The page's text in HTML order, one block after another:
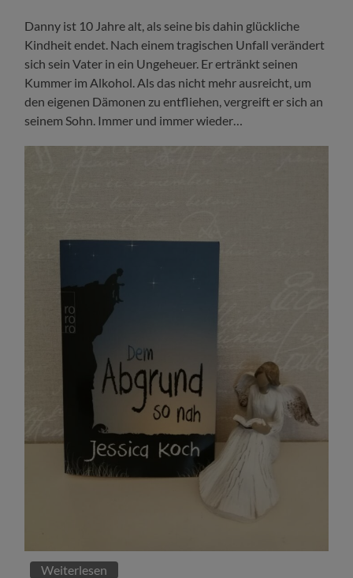
Danny ist 10 Jahre alt, als seine bis dahin glückliche
Kindheit endet. Nach einem tragischen Unfall verändert
sich sein Vater in ein Ungeheuer. Er ertränkt seinen
Kummer im Alkohol. Als das nicht mehr ausreicht, um
den eigenen Dämonen zu entfliehen, vergreift er sich an
seinem Sohn. Immer und immer wieder…
Weiterlesen